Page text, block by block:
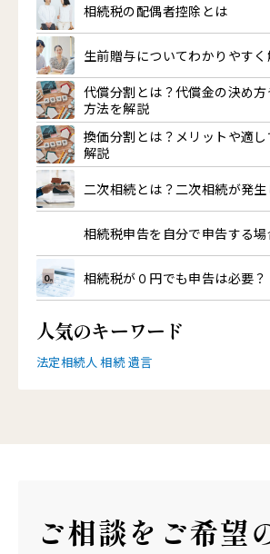
相続税の配偶者控除とは
生前贈与についてわかりやす
代償分割とは？代償金の決め
方法を解説
換価分割とは？メリットや適
解説
二次相続とは？二次相続が発
相続税申告を自分で申告する
相続税が０円でも申告は必要？
人気のキーワード
法定相続人 相続 遺言
ご相談を ご希望